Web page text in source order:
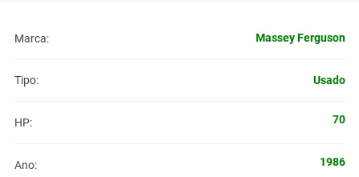
Marca: Massey Ferguson
Tipo: Usado
HP: 70
Ano: 1986